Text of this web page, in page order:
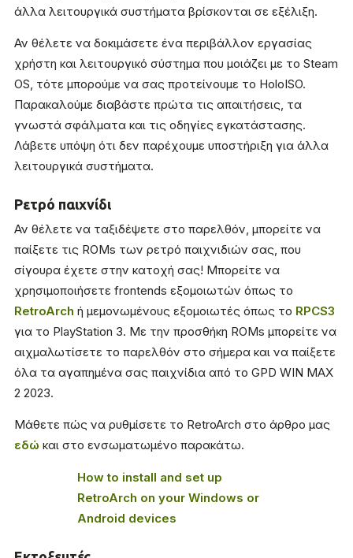
άλλα λειτουργικά συστήματα βρίσκονται σε εξέλιξη.
Αν θέλετε να δοκιμάσετε ένα περιβάλλον εργασίας
χρήστη και λειτουργικό σύστημα που μοιάζει με το Steam
OS, τότε μπορούμε να σας προτείνουμε το HoloISO.
Παρακαλούμε διαβάστε πρώτα τις απαιτήσεις, τα
γνωστά σφάλματα και τις οδηγίες εγκατάστασης.
Λάβετε υπόψη ότι δεν παρέχουμε υποστήριξη για άλλα
λειτουργικά συστήματα.
Ρετρό παιχνίδι
Αν θέλετε να ταξιδέψετε στο παρελθόν, μπορείτε να
παίξετε τις ROMs των ρετρό παιχνιδιών σας, που
σίγουρα έχετε στην κατοχή σας! Μπορείτε να
χρησιμοποιήσετε frontends εξομοιωτών όπως το
RetroArch ή μεμονωμένους εξομοιωτές όπως το RPCS3
για το PlayStation 3. Με την προσθήκη ROMs μπορείτε να
αιχμαλωτίσετε το παρελθόν στο σήμερα και να παίξετε
όλα τα αγαπημένα σας παιχνίδια από το GPD WIN MAX
2 2023.
Μάθετε πώς να ρυθμίσετε το RetroArch στο άρθρο μας
εδώ και στο ενσωματωμένο παρακάτω.
How to install and set up
RetroArch on your Windows or
Android devices